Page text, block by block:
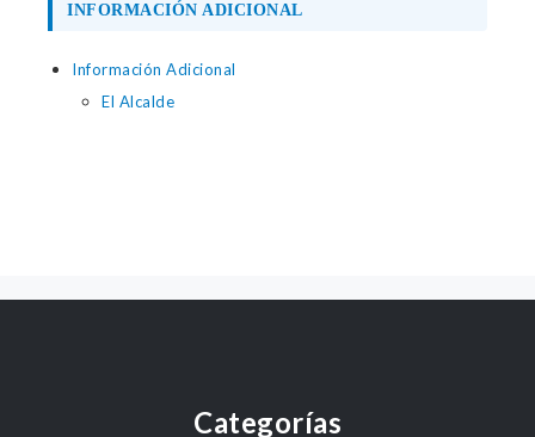
INFORMACIÓN ADICIONAL
Información Adicional
El Alcalde
Categorías